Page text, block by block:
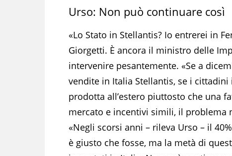
Urso: Non può continuare così
«Lo Stato in Stellantis? Io entrerei in
Giorgetti. È ancora il ministro delle
intervenire pesantemente. «Se a
vendite in Italia Stellantis, se i
prodotta all’estero piuttosto che una
mercato e incentivi simili, il problema
«Negli scorsi anni – rileva Urso – il
è giusto che fosse, ma la metà di